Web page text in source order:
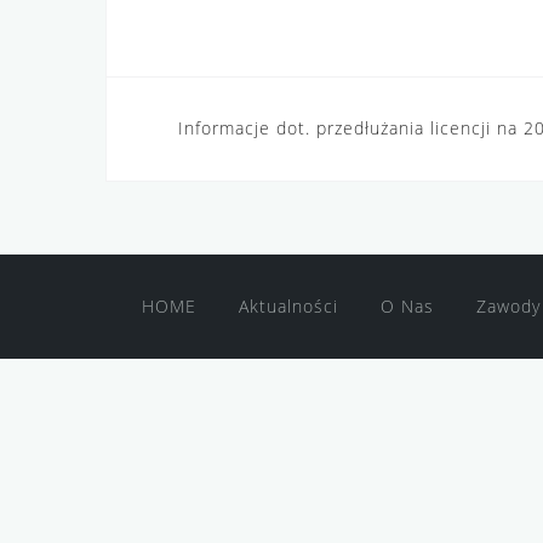
Nawigacja
Informacje dot. przedłużania licencji na
HOME Aktualności O Nas Zawody